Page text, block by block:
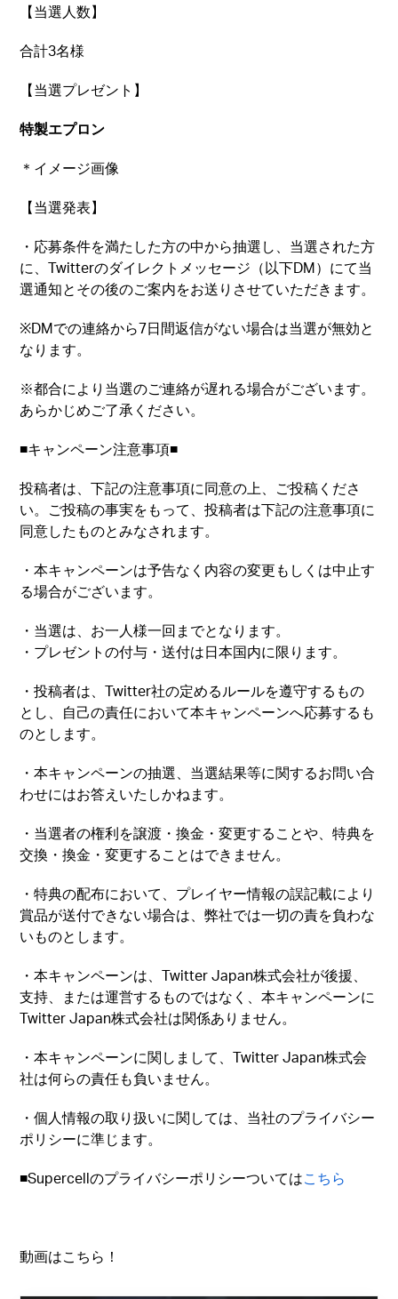
【当選人数】
合計3名様
【当選プレゼント】
特製エプロン
＊イメージ画像
【当選発表】
・応募条件を満たした方の中から抽選し、当選された方
に、Twitterのダイレクトメッセージ（以下DM）にて当
選通知とその後のご案内をお送りさせていただきます。
※DMでの連絡から7日間返信がない場合は当選が無効と
なります。
※都合により当選のご連絡が遅れる場合がございます。
あらかじめご了承ください。
■キャンペーン注意事項■
投稿者は、下記の注意事項に同意の上、ご投稿くださ
い。ご投稿の事実をもって、投稿者は下記の注意事項に
同意したものとみなされます。
・本キャンペーンは予告なく内容の変更もしくは中止す
る場合がございます。
・当選は、お一人様一回までとなります。
・プレゼントの付与・送付は日本国内に限ります。
・投稿者は、Twitter社の定めるルールを遵守するもの
とし、自己の責任において本キャンペーンへ応募するも
のとします。
・本キャンペーンの抽選、当選結果等に関するお問い合
わせにはお答えいたしかねます。
・当選者の権利を譲渡・換金・変更することや、特典を
交換・換金・変更することはできません。
・特典の配布において、プレイヤー情報の誤記載により
賞品が送付できない場合は、弊社では一切の責を負わな
いものとします。
・本キャンペーンは、Twitter Japan株式会社が後援、
支持、または運営するものではなく、本キャンペーンに
Twitter Japan株式会社は関係ありません。
・本キャンペーンに関しまして、Twitter Japan株式会
社は何らの責任も負いません。
・個人情報の取り扱いに関しては、当社のプライバシー
ポリシーに準じます。
■Supercellのプライバシーポリシーついてはこちら
動画はこちら！